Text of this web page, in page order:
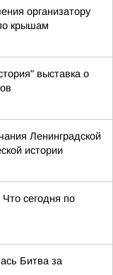
организатору
крышам
выставка о
Ленинградской
истории
сегодня по
Битва за